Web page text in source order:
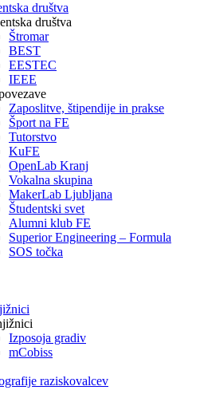
društva
društva
Štromar
BEST
EESTEC
IEEE
Zaposlitve, štipendije in prakse
Šport na FE
Tutorstvo
KuFE
OpenLab Kranj
Vokalna skupina
MakerLab Ljubljana
Študentski svet
Alumni klub FE
Superior Engineering – Formula
SOS točka
Izposoja gradiv
mCobiss
raziskovalcev